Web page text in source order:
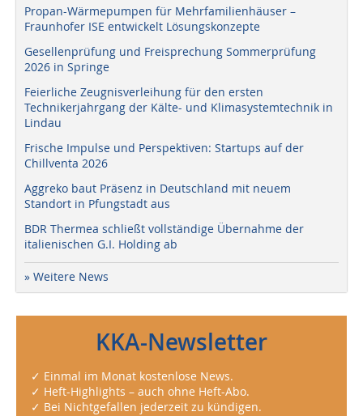
Propan-Wärmepumpen für Mehrfamilienhäuser –
Fraunhofer ISE entwickelt Lösungskonzepte
Gesellenprüfung und Freisprechung Sommerprüfung
2026 in Springe
Feierliche Zeugnisverleihung für den ersten
Technikerjahrgang der Kälte- und Klimasystemtechnik in
Lindau
Frische Impulse und Perspektiven: Startups auf der
Chillventa 2026
Aggreko baut Präsenz in Deutschland mit neuem
Standort in Pfungstadt aus
BDR Thermea schließt vollständige Übernahme der
italienischen G.I. Holding ab
» Weitere News
KKA-Newsletter
✓ Einmal im Monat kostenlose News.
✓ Heft-Highlights – auch ohne Heft-Abo.
✓ Bei Nichtgefallen jederzeit zu kündigen.